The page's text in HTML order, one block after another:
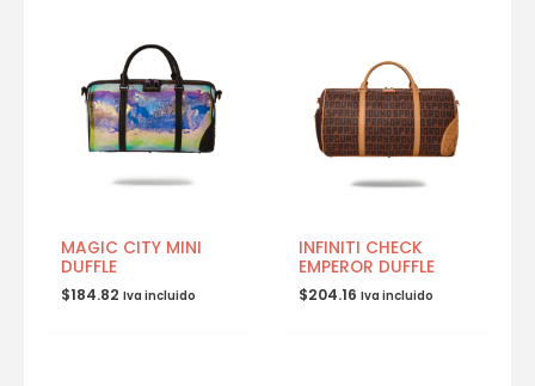
MAGIC CITY MINI
DUFFLE
$184.82 Iva incluido
INFINITI CHECK
EMPEROR DUFFLE
$204.16 Iva incluido